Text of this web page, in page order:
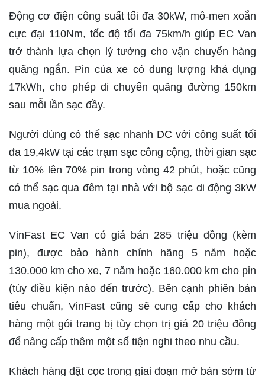
Động cơ điện công suất tối đa 30kW, mô-men xoắn
cực đại 110Nm, tốc độ tối đa 75km/h giúp EC Van
trở thành lựa chọn lý tưởng cho vận chuyển hàng
quãng ngắn. Pin của xe có dung lượng khả dụng
17kWh, cho phép di chuyển quãng đường 150km
sau mỗi lần sạc đầy.
Người dùng có thể sạc nhanh DC với công suất tối
đa 19,4kW tại các trạm sạc công cộng, thời gian sạc
từ 10% lên 70% pin trong vòng 42 phút, hoặc cũng
có thể sạc qua đêm tại nhà với bộ sạc di động 3kW
mua ngoài.
VinFast EC Van có giá bán 285 triệu đồng (kèm
pin), được bảo hành chính hãng 5 năm hoặc
130.000 km cho xe, 7 năm hoặc 160.000 km cho pin
(tùy điều kiện nào đến trước). Bên cạnh phiên bản
tiêu chuẩn, VinFast cũng sẽ cung cấp cho khách
hàng một gói trang bị tùy chọn trị giá 20 triệu đồng
để nâng cấp thêm một số tiện nghi theo nhu cầu.
Khách hàng đặt cọc trong giai đoạn mở bán sớm từ